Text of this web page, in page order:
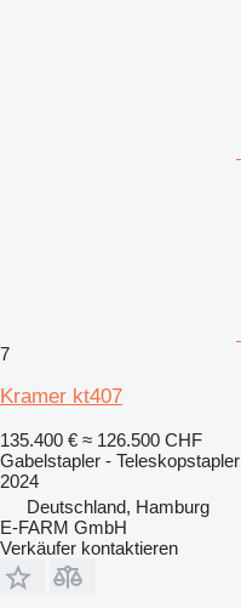
7
Kramer kt407
135.400 € ≈ 126.500 CHF
Gabelstapler - Teleskopstapler
2024
Deutschland, Hamburg
E-FARM GmbH
Verkäufer kontaktieren